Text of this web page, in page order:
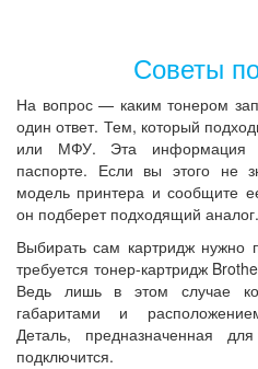
Советы
На вопрос — каким тонером
один ответ. Тем, который
или МФУ. Эта информация
паспорте. Если вы этого не
модель принтера и сообщите
он подберет подходящий аналог.
Выбирать сам картридж нужно
требуется тонер-картридж
Ведь лишь в этом случае
габаритами и
Деталь, предназначенная
подключится.